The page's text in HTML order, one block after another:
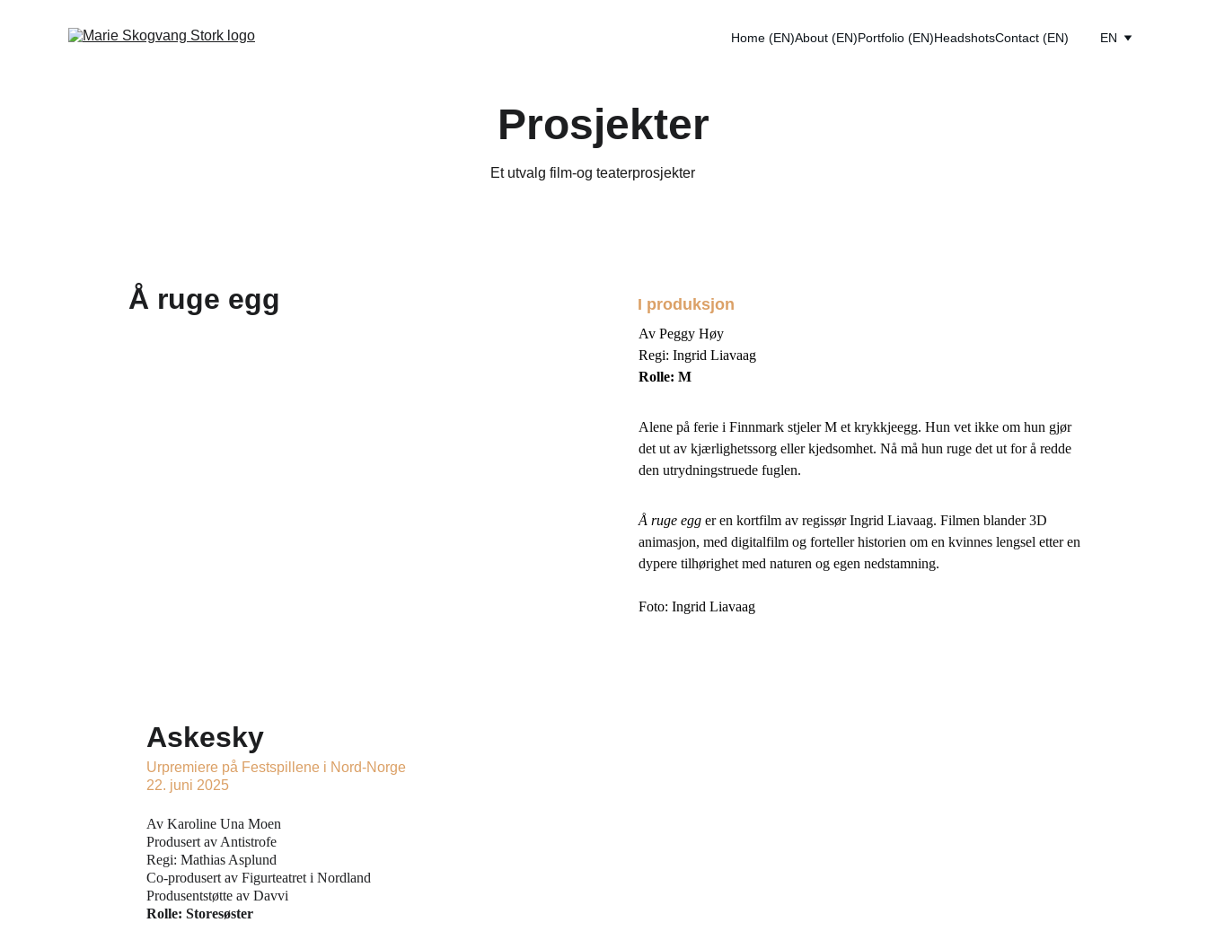
Home (EN)About (EN)Portfolio (EN)HeadshotsContact (EN) EN
Prosjekter
Et utvalg film-og teaterprosjekter
Å ruge egg
Av Peggy Høy
Regi: Ingrid Liavaag
Rolle: M
Alene på ferie i Finnmark stjeler M et krykkjeegg. Hun vet ikke om hun gjør
det ut av kjærlighetssorg eller kjedsomhet. Nå må hun ruge det ut for å redde
den utrydningstruede fuglen.
Å ruge egg er en kortfilm av regissør Ingrid Liavaag. Filmen blander 3D
animasjon, med digitalfilm og forteller historien om en kvinnes lengsel etter en
dypere tilhørighet med naturen og egen nedstamning.
Foto: Ingrid Liavaag
I produksjon
Askesky
Av Karoline Una Moen
Produsert av Antistrofe
Regi: Mathias Asplund
Co-produsert av Figurteatret i Nordland
Produsentstøtte av Davvi
Rolle: Storesøster
Urpremiere på Festspillene i Nord-Norge
22. juni 2025